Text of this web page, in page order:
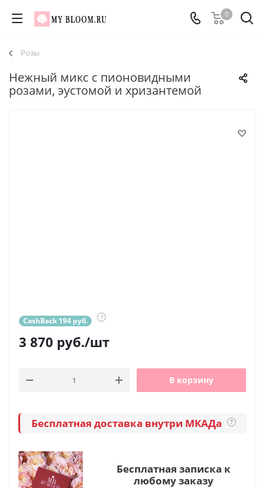
0
Розы
Нежный микс с пионовидными
розами, эустомой и хризантемой
CashBack 194 руб. ?
3 870 руб./шт
В корзину
Бесплатная доставка внутри МКАДа ?
Бесплатная записка к
любому заказу